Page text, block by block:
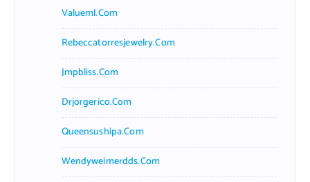
Valueml.com
Rebeccatorresjewelry.com
Jmpbliss.com
Drjorgerico.com
Queensushipa.com
Wendyweimerdds.com